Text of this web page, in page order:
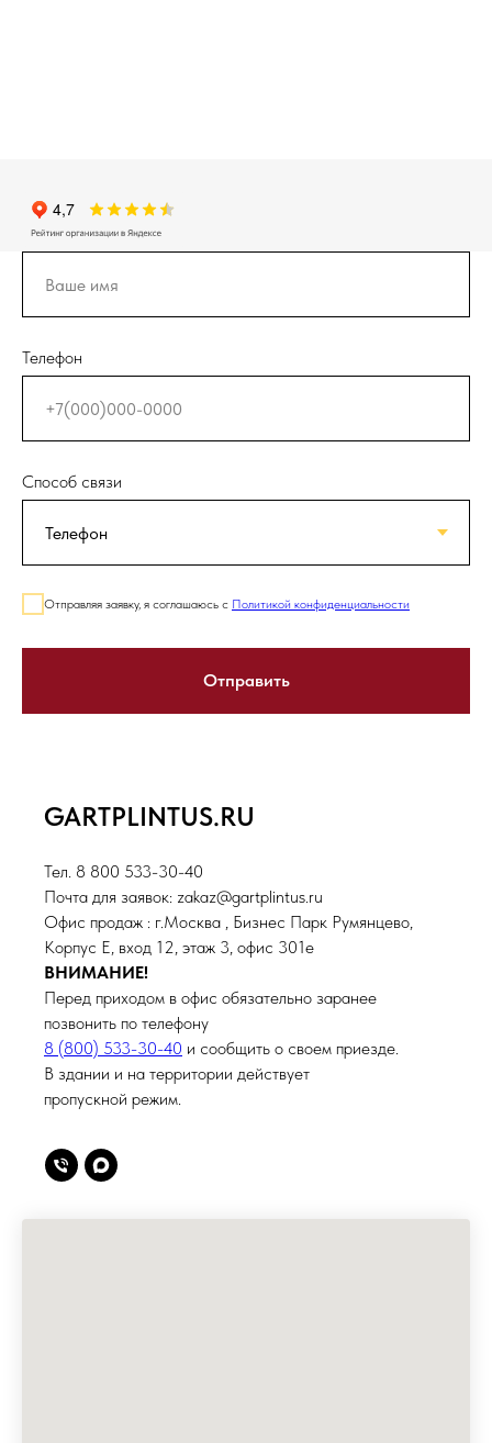
Телефон
Способ связи
Отправляя заявку, я соглашаюсь с Политикой конфиденциальности
Отправить
GARTPLINTUS.RU
Тел. 8 800 533-30-40
Почта для заявок: zakaz@gartplintus.ru
Офис продаж : г.Москва , Бизнес Парк Румянцево,
Корпус Е, вход 12, этаж 3, офис 301е
ВНИМАНИЕ!
Перед приходом в офис обязательно заранее
позвонить по телефону
8 (800) 533-30-40 и сообщить о своем приезде.
В здании и на территории действует
пропускной режим.